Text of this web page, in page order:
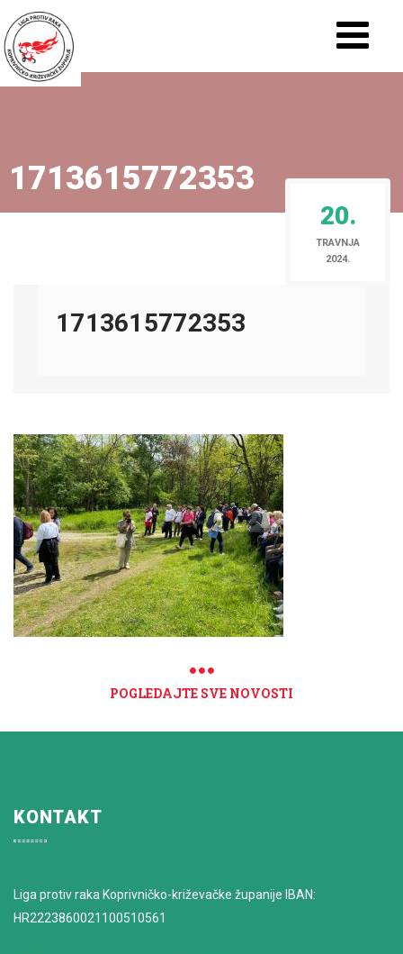
1713615772353
20.
TRAVNJA
2024.
1713615772353
POGLEDAJTE SVE NOVOSTI
KONTAKT
Liga protiv raka Koprivničko-križevačke županije IBAN:
HR2223860021100510561